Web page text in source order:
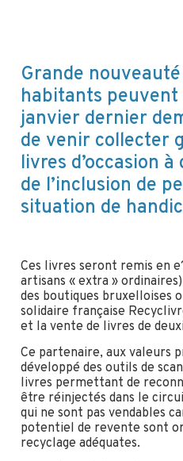
Grande
habitants peuvent
janvier dernier
de venir collecter
livres d’occasion
de l’inclusion de
situation de
Ces livres seront remis en
artisans « extra »
des boutiques bruxelloises
solidaire française
et la vente de livres de
Ce partenaire, aux valeurs
développé des outils de
livres permettant de
être réinjectés dans le
qui ne sont pas vendables
potentiel de revente sont
recyclage adéquates.